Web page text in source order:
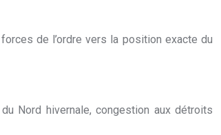
de l’ordre vers la position exacte du
Nord hivernale, congestion aux détroits